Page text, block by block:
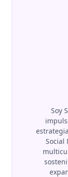
Soy
Social